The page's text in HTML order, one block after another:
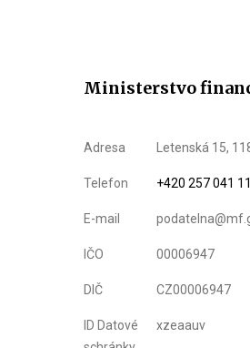
Ministerstvo
Adresa Letenská 15,
Telefon +420 257 041
E-mail
IČO 00006947
DIČ CZ00006947
ID Datové
xzeaauv